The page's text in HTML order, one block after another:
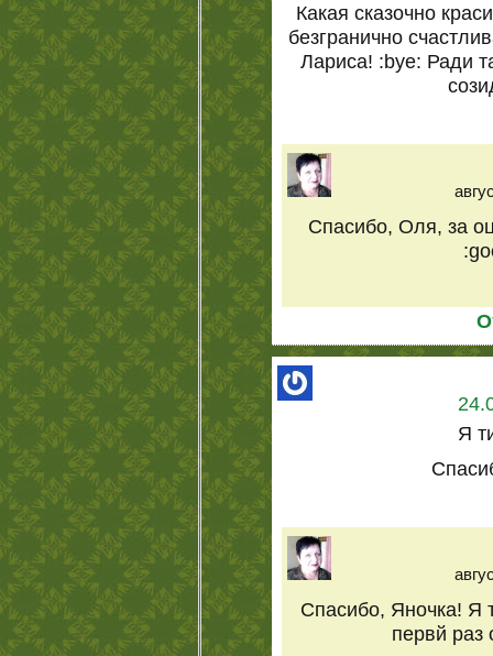
Какая сказочно
безгранично
Лариса! :bye: Ради
Спасибо, Оля, за
Я
Спасибо, Яночка! Я
первй раз